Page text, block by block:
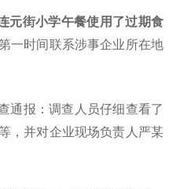
元街小学午餐使用了过期食
一时间联系涉事企业所在地
通报：调查人员仔细查看了
，并对企业现场负责人严某